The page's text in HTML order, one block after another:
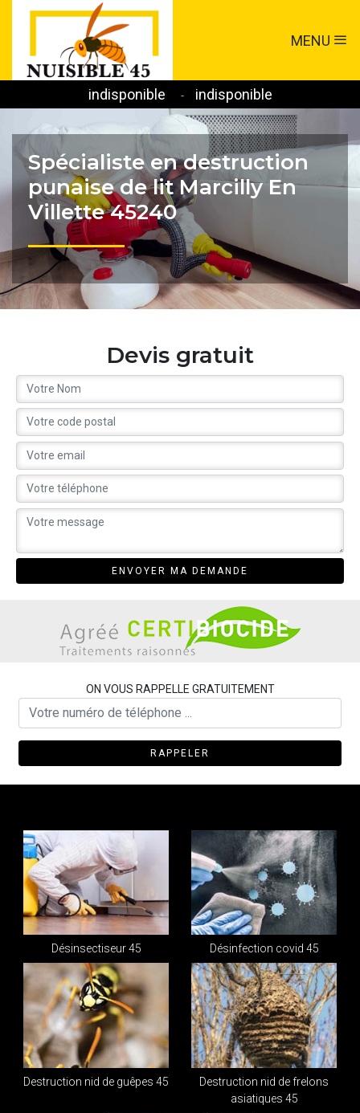
MENU
indisponible - indisponible
Spécialiste en destruction
punaise de lit Marcilly En
Villette 45240
Devis gratuit
ON VOUS RAPPELLE GRATUITEMENT
Désinsectiseur 45 Désinfection covid 45
Destruction nid de guêpes 45
Destruction nid de frelons
asiatiques 45